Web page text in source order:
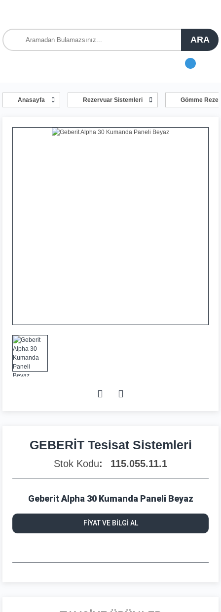
ARA
Anasayfa Rezervuar Sistemleri Gömme
GEBERİT Tesisat Sistemleri
Stok Kodu 115.055.11.1
Geberit Alpha 30 Kumanda Paneli Beyaz
FİYAT VE BİLGİ AL